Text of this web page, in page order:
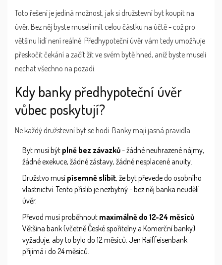
Toto řešení je jediná možnost, jak si družstevní byt koupit na
úvěr. Bez něj byste museli mít celou částku na účtě - což pro
většinu lidí není reálné. Předhypoteční úvěr vám tedy umožňuje
přeskočit čekání a začít žít ve svém bytě hned, aniž byste museli
nechat všechno na pozadí.
Kdy banky předhypoteční úvěr
vůbec poskytují?
Ne každý družstevní byt se hodí. Banky mají jasná pravidla:
Byt musí být plně bez závazků- žádné neuhrazené nájmy,
žádné exekuce, žádné zástavy, žádné nesplacené anuity.
Družstvo musí písemně slíbit, že byt převede do osobního
vlastnictví. Tento příslib je nezbytný - bez něj banka neudělí
úvěr.
Převod musí proběhnout maximálně do 12-24 měsíců.
Většina bank (včetně České spořitelny a Komerční banky)
vyžaduje, aby to bylo do 12 měsíců. Jen Raiffeisenbank
přijímá i do 24 měsíců.